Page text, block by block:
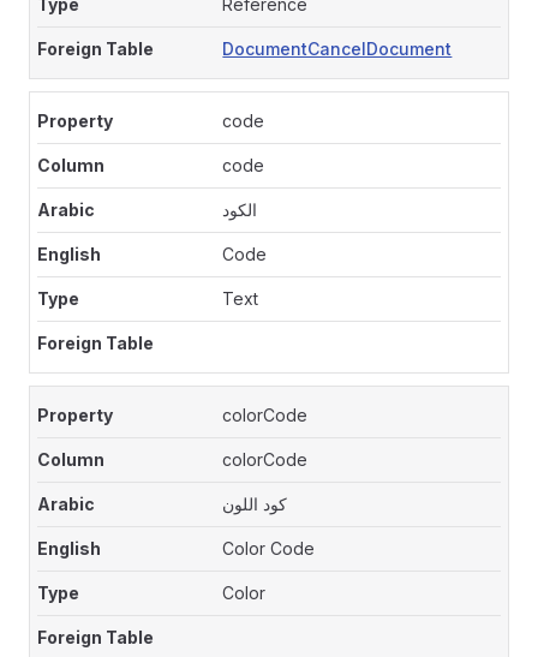
Reference
DocumentCancelDocument
code
code
الكود
Code
Text
colorCode
colorCode
كود اللون
Color Code
Color